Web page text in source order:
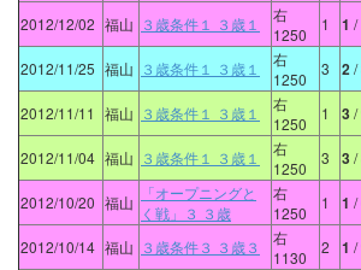
2012/12/02 福山 ３歳条件１ ３歳１
右
1250
1 1 /
2012/11/25 福山 ３歳条件１ ３歳１
右
1250
3 2/
2012/11/11 福山 ３歳条件１ ３歳１
右
1250
1 3/
2012/11/04 福山 ３歳条件１ ３歳１
右
1250
3 3/
2012/10/20 福山
「オープニングと
く戦」３ ３歳
右
1250
1 1 /
2012/10/14 福山 ３歳条件３ ３歳３
右
1130
2 1 /